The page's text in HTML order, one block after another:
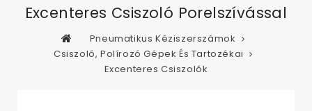
Excenteres Csiszoló Porelszívással
Pneumatikus Kéziszerszámok
Csiszoló, Polírozó Gépek És Tartozékai
Excenteres Csiszolók